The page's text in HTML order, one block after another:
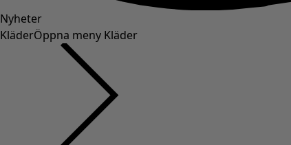
Nyheter
KläderÖppna meny Kläder